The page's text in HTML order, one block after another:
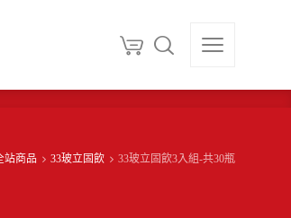
站商品 33玻立固飲 33玻立固飲3入組-共30瓶